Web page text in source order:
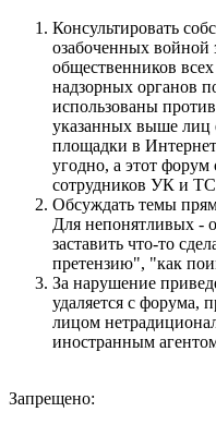
Консультировать
озабоченных войной
общественников
надзорных органов
использованы
указанных выше лиц
площадки в
угодно, а этот форум
сотрудников УК и
Обсуждать темы
Для непонятливых -
заставить что-то
претензию", "как
За нарушение
удаляется с форума,
лицом
иностранным
Запрещено: